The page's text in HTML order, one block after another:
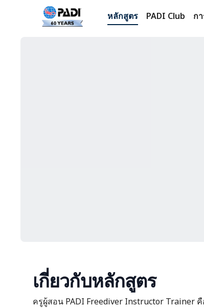
หลักสูตร PADI Club ก
เกี่ยวกับหลักสูตร
ครูผู้สอน PADI Freediver Instructor Trainer